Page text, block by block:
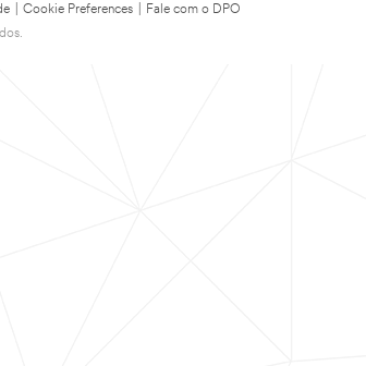
Cookie Preferences
Fale com o DPO